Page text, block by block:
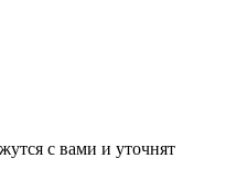
с вами и уточнят